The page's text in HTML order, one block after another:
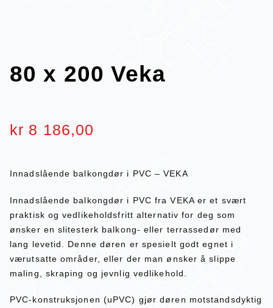
80 x 200 Veka
kr 8 186,00
Innadslående balkongdør i PVC – VEKA
Innadslående balkongdør i PVC fra VEKA er et svært
praktisk og vedlikeholdsfritt alternativ for deg som
ønsker en slitesterk balkong- eller terrassedør med
lang levetid. Denne døren er spesielt godt egnet i
værutsatte områder, eller der man ønsker å slippe
maling, skraping og jevnlig vedlikehold.
PVC-konstruksjonen (uPVC) gjør døren motstandsdyktig